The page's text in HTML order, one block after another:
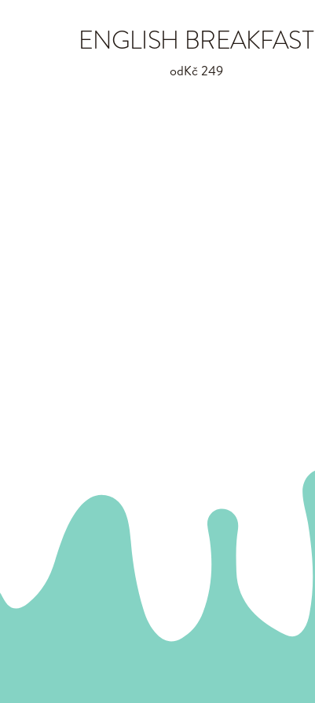
ENGLISH BREAKFAST
odKč 249